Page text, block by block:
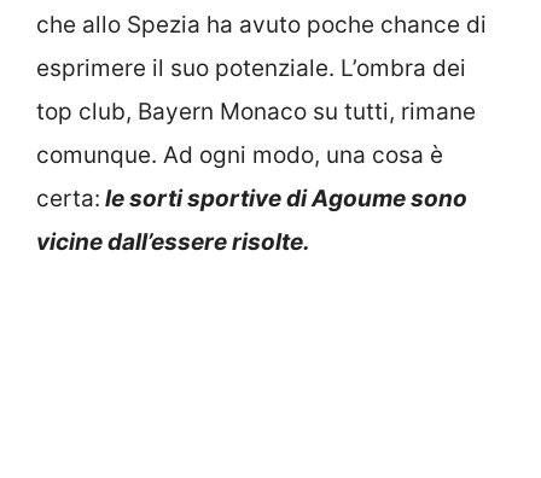
che allo Spezia ha avuto poche chance di
esprimere il suo potenziale. L’ombra dei
top club, Bayern Monaco su tutti, rimane
comunque. Ad ogni modo, una cosa è
certa: le sorti sportive di Agoume sono
vicine dall’essere risolte.